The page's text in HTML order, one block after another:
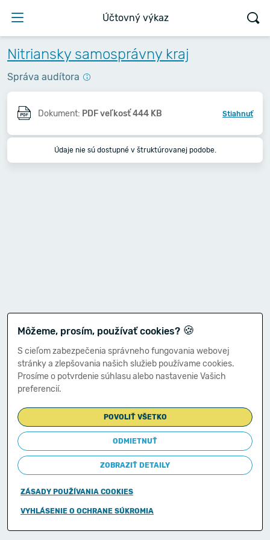
Účtovný výkaz
Nitriansky samosprávny kraj
Správa audítora
Dokument: PDF veľkosť 444 KB Stiahnuť
Údaje nie sú dostupné v štruktúrovanej podobe.
Môžeme, prosím, používať cookies? 🍪
S cieľom zabezpečenia správneho fungovania webovej
stránky a zlepšovania našich služieb používame cookies.
Prosíme o potvrdenie súhlasu alebo nastavenie Vašich
preferencií.
POVOLIŤ VŠETKO
ODMIETNUŤ
ZOBRAZIŤ DETAILY
ZÁSADY POUŽÍVANIA COOKIES
VYHLÁSENIE O OCHRANE SÚKROMIA
Copyright © 2011-2026